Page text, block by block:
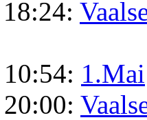
1.Mai